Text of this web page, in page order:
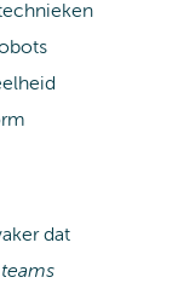
dat